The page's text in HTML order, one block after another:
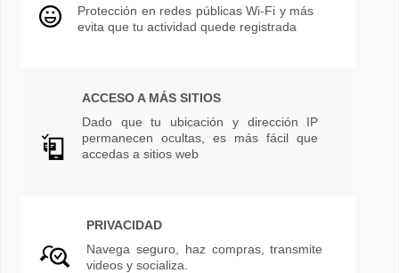
Protección en redes públicas Wi-Fi y más
evita que tu actividad quede registrada
ACCESO A MÁS SITIOS
Dado que tu ubicación y dirección IP
permanecen ocultas, es más fácil que
accedas a sitios web
PRIVACIDAD
Navega seguro, haz compras, transmite
videos y socializa.